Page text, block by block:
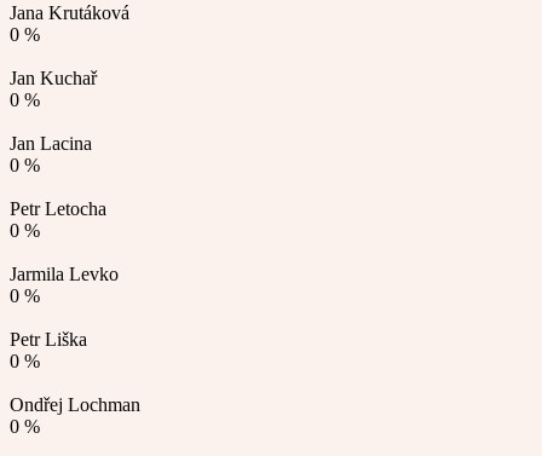
Jana Krutáková
0 %
Jan Kuchař
0 %
Jan Lacina
0 %
Petr Letocha
0 %
Jarmila Levko
0 %
Petr Liška
0 %
Ondřej Lochman
0 %